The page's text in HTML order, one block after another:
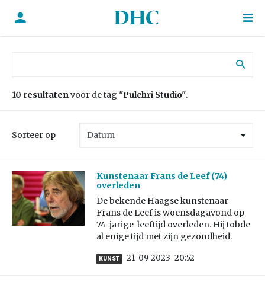
10 resultatenvoor de tag "Pulchri Studio".
Sorteer op
Kunstenaar Frans de Leef (74)
overleden
De bekende Haagse kunstenaar
Frans de Leef is woensdagavond op
74-jarige leeftijd overleden. Hij tobde
al enige tijd met zijn gezondheid.
KUNST 21-09-2023 20:52